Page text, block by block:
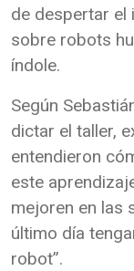
de despertar el
sobre robots
índole.
Según
dictar el taller,
entendieron
este
mejoren en las
último día
robot”.